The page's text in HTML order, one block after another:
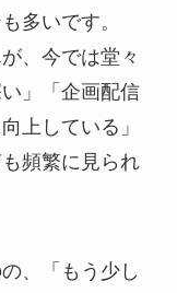
多いです。
、今では堂々
」「企画配信
上している」
頻繁に見られ
、「もう少し